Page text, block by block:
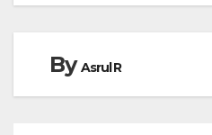
ByAsrul R